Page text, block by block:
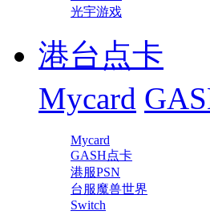
光宇游戏
港台点卡
Mycard
Mycard
GASH点卡
港服PSN
台服魔兽世界
Switch